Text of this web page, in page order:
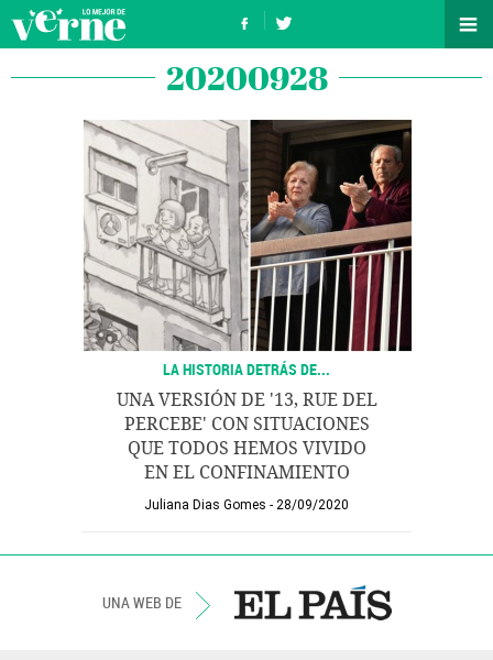
20200928
LA HISTORIA DETRÁS DE...
UNA VERSIÓN DE '13, RUE DEL
PERCEBE' CON SITUACIONES
QUE TODOS HEMOS VIVIDO
EN EL CONFINAMIENTO
Juliana Dias Gomes 28/09/2020
UNA WEB DE